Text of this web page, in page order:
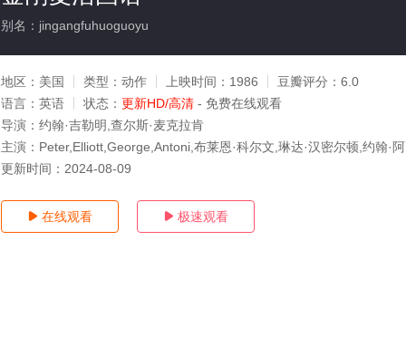
别名：jingangfuhuoguoyu
地区： 美国 类型： 动作 上映时间： 1986 豆瓣评分： 6.0
语言： 英语 状态： 更新HD/高清 - 免费在线观看
导演： 约翰·吉勒明,查尔斯·麦克拉肯
主演： Peter,Elliott,George,Antoni,布莱恩·科尔文,琳达·汉密尔顿,约翰·阿
更新时间： 2024-08-09
 在线观看  极速观看